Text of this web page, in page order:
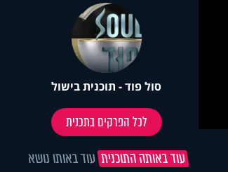
סול פוד - תוכנית בישול
לכל הפרקים בתכנית
עוד באותה התוכנית עוד באותו נושא